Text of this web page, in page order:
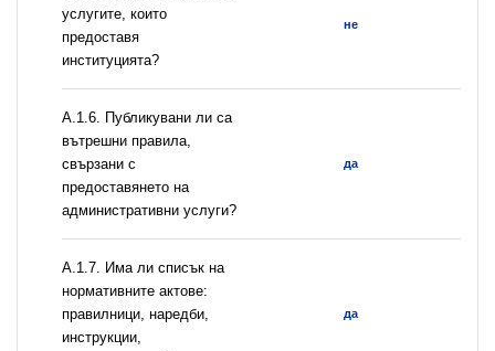
услугите, които
предоставя
институцията?
не
А.1.6. Публикувани ли са
вътрешни правила,
свързани с
предоставянето на
административни услуги?
да
А.1.7. Има ли списък на
нормативните актове:
правилници, наредби,
инструкции,
да